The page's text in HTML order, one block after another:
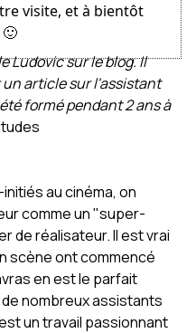
visite, et à bientôt
Ludovic sur le blog. Il
article sur l'assistant
formé pendant 2 ans à
au cinéma, on
comme un "super-
de réalisateur. Il est vrai
scène ont commencé
en est le parfait
nombreux assistants
un travail passionnant